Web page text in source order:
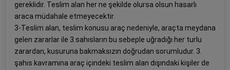
gereklidir. Teslim alan her ne şekilde olursa olsun hasarlı
araca müdahale etmeyecektir.
3-Teslim alan, teslim konusu araç nedeniyle, araçta meydana
gelen zararlar ile 3.sahısların bu sebeple uğradığı her turlu
zarardan, kusuruna bakmaksızın doğrudan sorumludur. 3.
şahıs kavramına araç içindeki teslim alan dışındaki kişiler de